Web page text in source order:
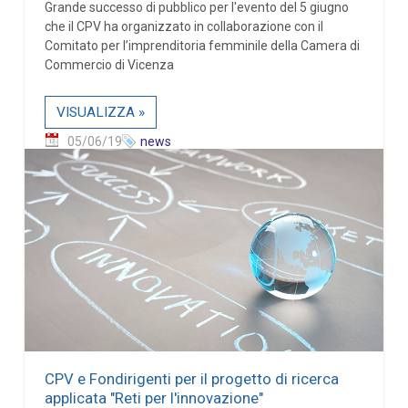
Grande successo di pubblico per l'evento del 5 giugno
che il CPV ha organizzato in collaborazione con il
Comitato per l’imprenditoria femminile della Camera di
Commercio di Vicenza
VISUALIZZA »
05/06/19 news
CPV e Fondirigenti per il progetto di ricerca
applicata "Reti per l'innovazione"